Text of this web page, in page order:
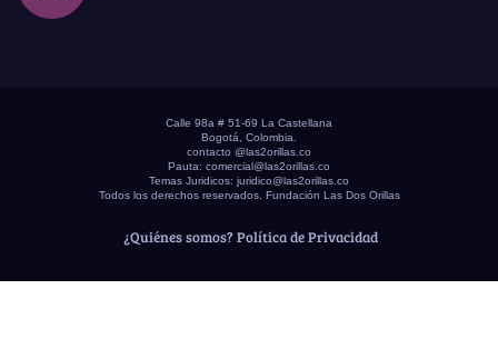
Calle 98a # 51-69 La Castellana
Bogotá, Colombia.
contacto @las2orillas.co
Pauta: comercial@las2orillas.co
Temas Juridicos: juridico@las2orillas.co
Todos los derechos reservados. Fundación Las Dos Orillas
¿Quiénes somos? Política de Privacidad